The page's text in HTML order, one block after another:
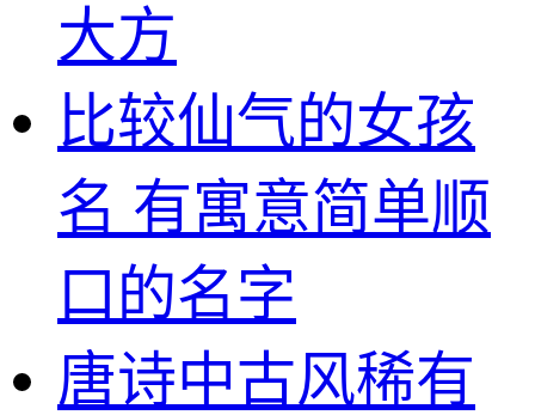
大方
比较仙气的女孩
名 有寓意简单顺
口的名字
唐诗中古风稀有